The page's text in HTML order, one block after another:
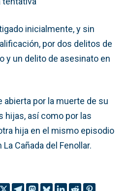
inicialmente, y sin
por dos delitos de
y un delito de asesinato en
abierta por la muerte de su
hijas, así como por las
hija en el mismo episodio
Cañada del Fenollar.